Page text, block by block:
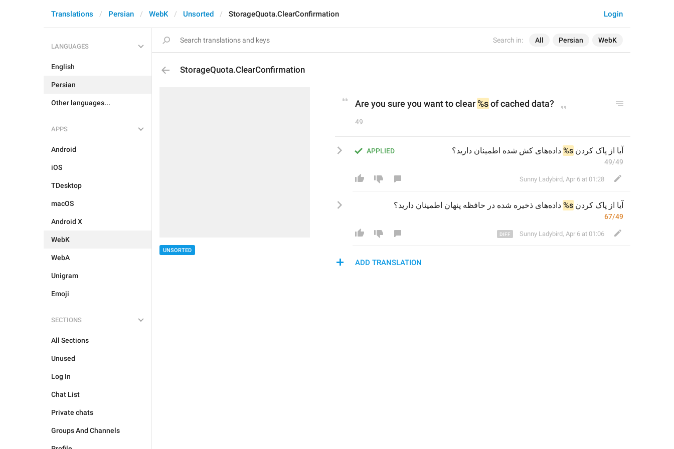
Search in: All Persian WebK
Login
Translations Persian WebK Unsorted StorageQuota.ClearConfirmation
LANGUAGES
English
Persian
Other languages...
APPS
Android
iOS
TDesktop
macOS
Android X
WebK
WebA
Unigram
Emoji
SECTIONS
All Sections
Unused
Log In
Chat List
Private chats
Groups And Channels
StorageQuota.ClearConfirmation
UNSORTED
Are you sure you want to clear %s of cached data?
49
APPLIED آیا از پاک کردن %s داده‌های کش شده اطمینان دارید؟
49/49
Sunny Ladybird, Apr 6 at 01:28
آیا از پاک کردن %s داده‌های ذخیره شده در حافظه پنهان اطمینان دارید؟
67/49
Sunny Ladybird, Apr 6 at 01:06
ADD TRANSLATION